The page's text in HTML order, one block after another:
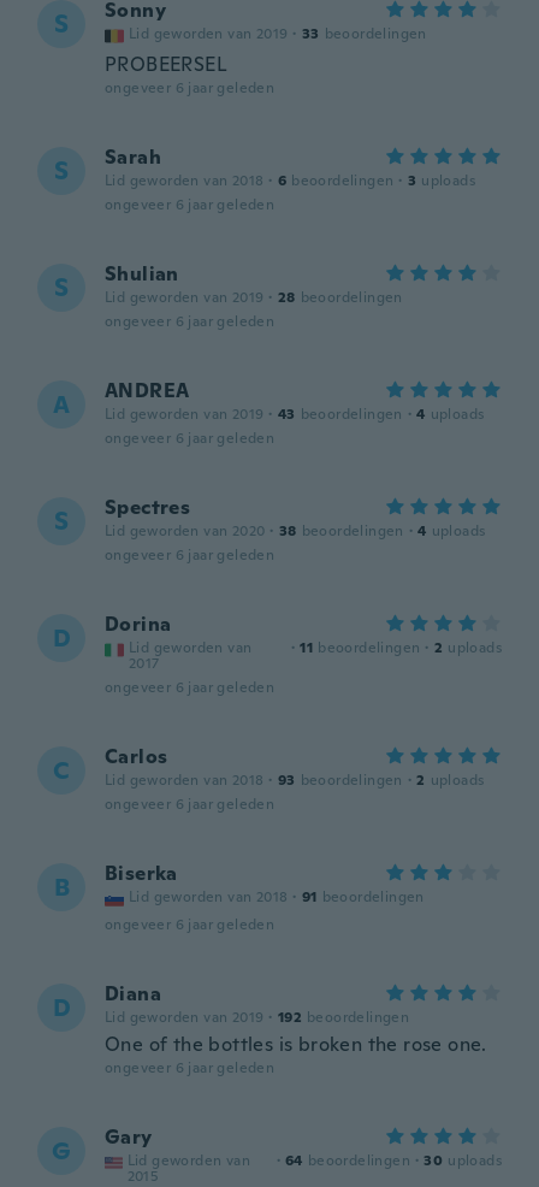
S Sonny
Lid geworden van 2019 · 33 beoordelingen
PROBEERSEL
ongeveer 6 jaar geleden
S Sarah
Lid geworden van 2018 · 6 beoordelingen · 3 uploads
ongeveer 6 jaar geleden
S Shulian
Lid geworden van 2019 · 28 beoordelingen
ongeveer 6 jaar geleden
A ANDREA
Lid geworden van 2019 · 43 beoordelingen · 4 uploads
ongeveer 6 jaar geleden
S Spectres
Lid geworden van 2020 · 38 beoordelingen · 4 uploads
ongeveer 6 jaar geleden
D Dorina
Lid geworden van
2017
· 11 beoordelingen · 2 uploads
ongeveer 6 jaar geleden
C Carlos
Lid geworden van 2018 · 93 beoordelingen · 2 uploads
ongeveer 6 jaar geleden
B Biserka
Lid geworden van 2018 · 91 beoordelingen
ongeveer 6 jaar geleden
D Diana
Lid geworden van 2019 · 192 beoordelingen
One of the bottles is broken the rose one.
ongeveer 6 jaar geleden
G Gary
Lid geworden van
2015
· 64 beoordelingen · 30 uploads